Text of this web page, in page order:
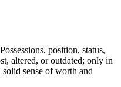
position, status,
altered, or outdated; only in
sense of worth and